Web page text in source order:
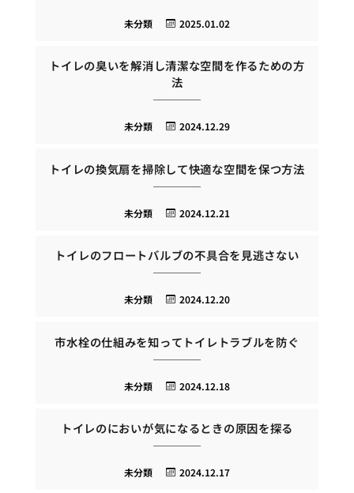
2025.01.02
未分類
トイレの臭いを解消し清潔な空間を作るための方
法
2024.12.29
未分類
トイレの換気扇を掃除して快適な空間を保つ方法
2024.12.21
未分類
トイレのフロートバルブの不具合を見逃さない
2024.12.20
未分類
市水栓の仕組みを知ってトイレトラブルを防ぐ
2024.12.18
未分類
トイレのにおいが気になるときの原因を探る
2024.12.17
未分類